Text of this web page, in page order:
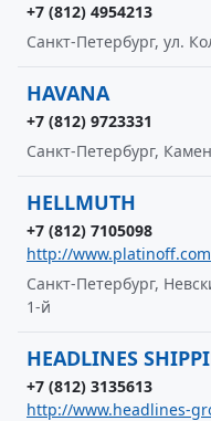
+7 (812) 4954213
Санкт-Петербург, ул.
HAVANA
+7 (812) 9723331
Санкт-Петербург,
HELLMUTH
+7 (812) 7105098
http://www.platinoff.com
Санкт-Петербург,
1-й
HEADLINES
+7 (812) 3135613
http://www.headlines-